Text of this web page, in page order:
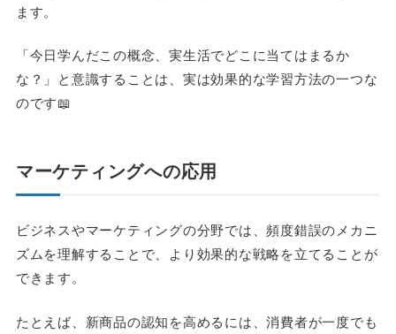
ます。
「今日学んだこの概念、実生活でどこに当てはまるか
な？」と意識することは、実は効果的な学習方法の一つな
のです📖
マーケティングへの応用
ビジネスやマーケティングの分野では、頻度錯誤のメカニ
ズムを理解することで、より効果的な戦略を立てることが
できます。
たとえば、新商品の認知を高めるには、消費者が一度でも